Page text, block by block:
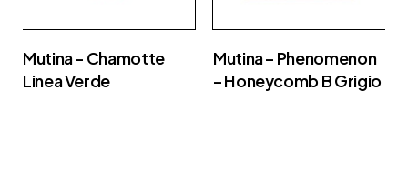
Mutina – Chamotte
Linea Verde
Mutina – Phenomenon
– Honeycomb B Grigio